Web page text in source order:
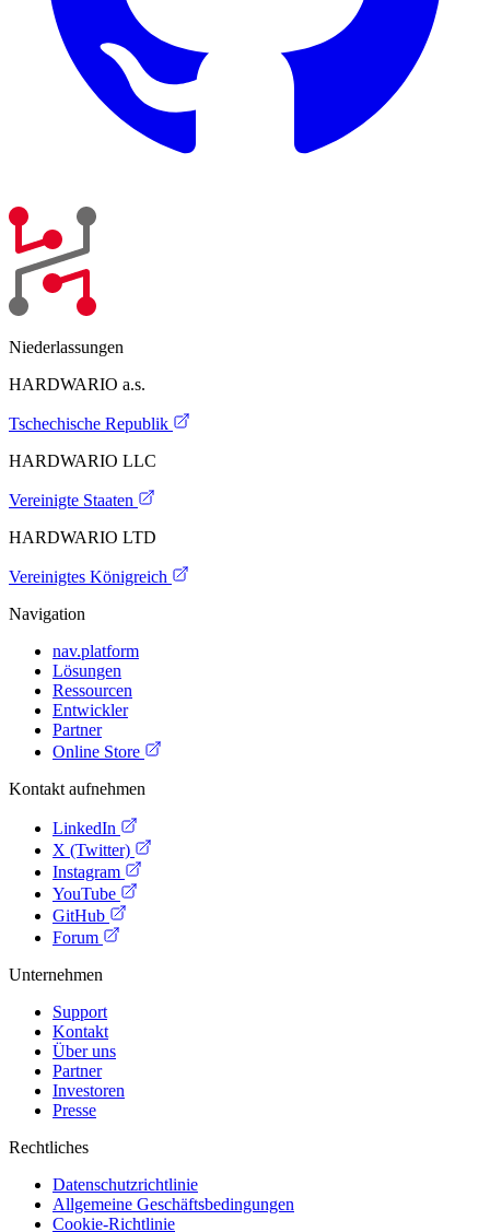
Niederlassungen
HARDWARIO a.s.
Tschechische Republik
HARDWARIO LLC
Vereinigte Staaten
HARDWARIO LTD
Vereinigtes Königreich
Navigation
nav.platform
Lösungen
Ressourcen
Entwickler
Partner
Online Store
Kontakt aufnehmen
LinkedIn
X (Twitter)
Instagram
YouTube
GitHub
Forum
Unternehmen
Support
Kontakt
Über uns
Partner
Investoren
Presse
Rechtliches
Datenschutzrichtlinie
Allgemeine Geschäftsbedingungen
Cookie-Richtlinie